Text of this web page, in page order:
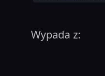
Wypada z: